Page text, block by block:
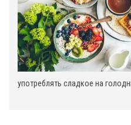
употреблять сладкое на